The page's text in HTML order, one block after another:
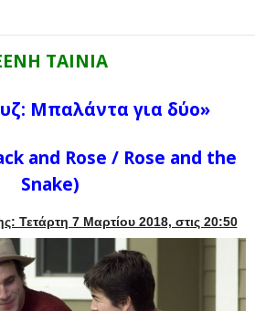
ΤΑΙΝΙΑ
Μπαλάντα για δύο»
and Rose / Rose and the
Snake)
Τετάρτη 7 Μαρτίου 2018, στις 20:50